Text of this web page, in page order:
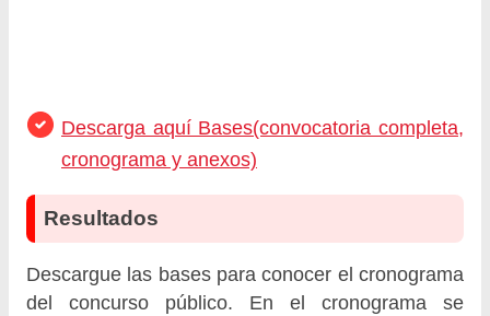
Descarga aquí Bases(convocatoria completa,
cronograma y anexos)
Resultados
Descargue las bases para conocer el cronograma
del concurso público. En el cronograma se